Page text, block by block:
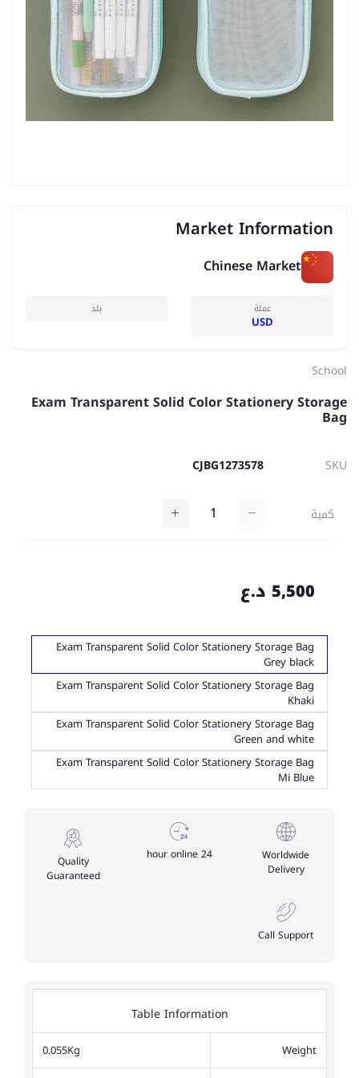
Market Information
Chinese Market
عملة
USD
بلد
School
Exam Transparent Solid Color Stationery Storage
Bag
SKU
CJBG1273578
كمية
5,500 د.ع
Exam Transparent Solid Color Stationery Storage Bag
Grey black
Exam Transparent Solid Color Stationery Storage Bag
Khaki
Exam Transparent Solid Color Stationery Storage Bag
Green and white
Exam Transparent Solid Color Stationery Storage Bag
Mi Blue
Worldwide
Delivery
24 hour online
Quality
Guaranteed
Call Support
Table Information
Weight
0.055Kg